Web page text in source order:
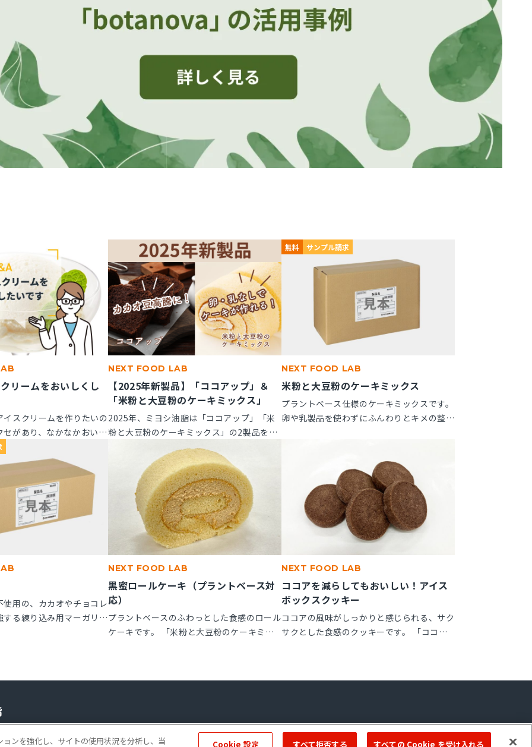
リームをおいしくし
スクリームを作りたいの
があり、なかなかおいし
アップできる素材はあり
NEXT FOOD LAB
【2025年新製品】「ココアップ」＆
「米粉と大豆粉のケーキミックス」
2025年、ミヨシ油脂は「ココアップ」「米
粉と大豆粉のケーキミックス」の2製品を新
たに発売いたします。この2つの製品につい
てご紹介します。
無料 サンプル請求
NEXT FOOD LAB
米粉と大豆粉のケーキミックス
プラントベース仕様のケーキミックスです。
卵や乳製品を使わずにふんわりとキメの整っ
使用の、カカオやチョコレ
する練り込み用マーガリン
NEXT FOOD LAB
黒蜜ロールケーキ（プラントベース対
応）
プラントベースのふわっとした食感のロール
ケーキです。 「米粉と大豆粉のケーキミッ
NEXT FOOD LAB
ココアを減らしてもおいしい！アイス
ボックスクッキー
ココアの風味がしっかりと感じられる、サク
サクとした食感のクッキーです。 「ココア
ソーシャルメディアポリシー 免責事項 Copyright © 2022 ＭIYOSHI OIL & FAT CO.,LTD. All Rights Reserved.
ンを強化し、サイトの使用状況を分析し、当
Cookie 設定 すべて拒否する すべての Cookie を受け入れる